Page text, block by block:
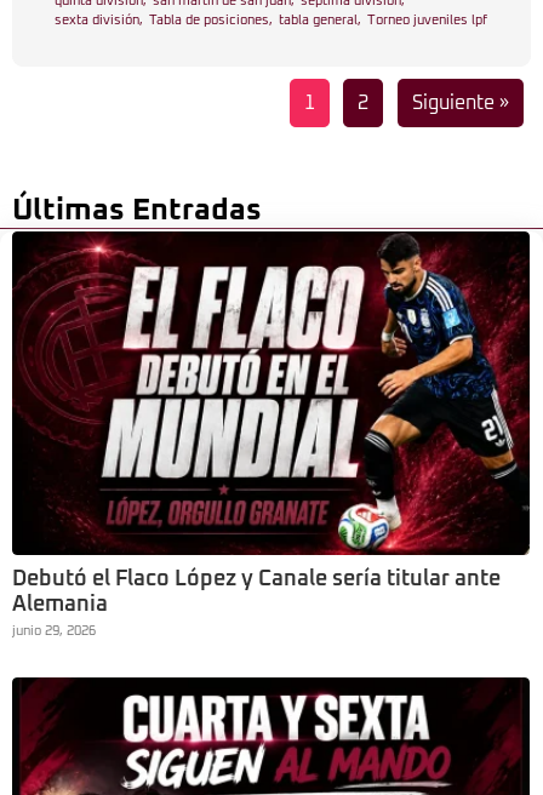
sexta división, Tabla de posiciones, tabla general , Torneo juveniles lpf
1 2 Siguiente »
Últimas Entradas
Debutó el Flaco López y Canale sería titular ante
Alemania
junio 29, 2026